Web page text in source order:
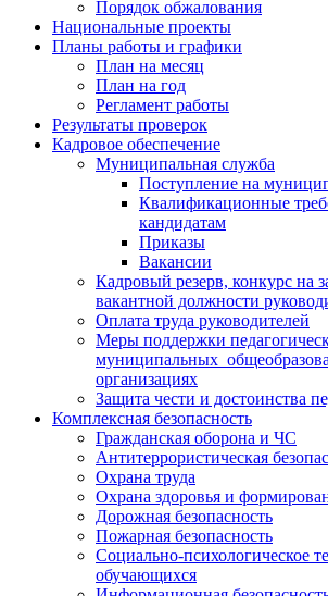
Порядок обжалования
Национальные проекты
Планы работы и графики
План на месяц
План на год
Регламент работы
Результаты проверок
Кадровое обеспечение
Муниципальная служба
Поступление на
Квалификационные
кандидатам
Приказы
Вакансии
Кадровый резерв, конкурс на
вакантной должности
Оплата труда руководителей
Меры поддержки
муниципальных
организациях
Защита чести и достоинства
Комплексная безопасность
Гражданская оборона и ЧС
Антитеррористическая
Охрана труда
Охрана здоровья и
Дорожная безопасность
Пожарная безопасность
Социально-психологическое
обучающихся